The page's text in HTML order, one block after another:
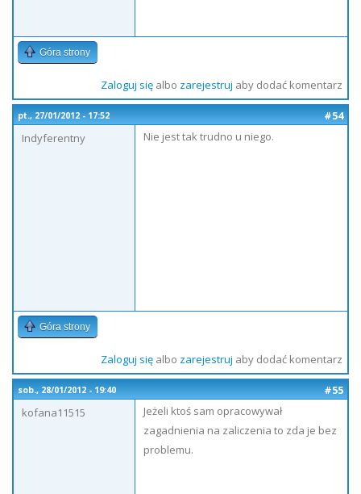
Góra strony
Zaloguj sięalbo zarejestruj aby dodać komentarz
pt., 27/01/2012 - 17:52
#54
Indyferentny
Nie jest tak trudno u niego.
Góra strony
Zaloguj sięalbo zarejestruj aby dodać komentarz
sob., 28/01/2012 - 19:40
#55
kofana11515
Jeżeli ktoś sam opracowywał
zagadnienia na zaliczenia to zda je bez
problemu.